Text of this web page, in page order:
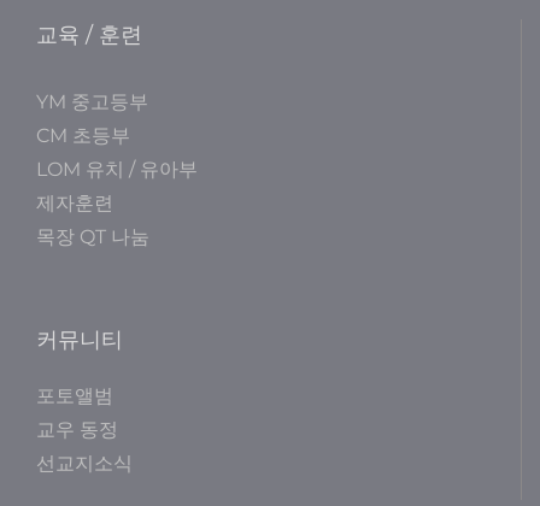
교육 / 훈련
YM 중고등부
CM 초등부
LOM 유치 / 유아부
제자훈련
목장 QT 나눔
커뮤니티
포토앨범
교우 동정
선교지소식